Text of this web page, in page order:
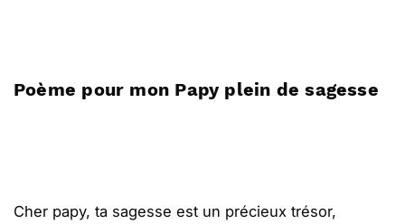
Poème pour mon Papy plein de sagesse
Cher papy, ta sagesse est un précieux trésor,